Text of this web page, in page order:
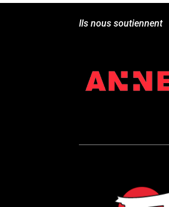
Ils nous soutiennent